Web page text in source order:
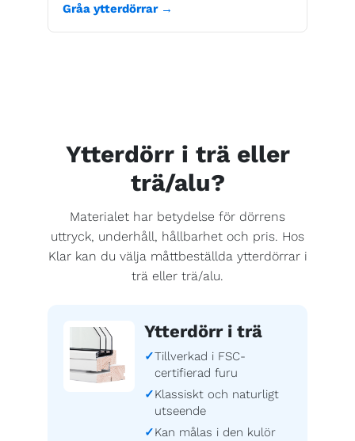
Gråa ytterdörrar →
Ytterdörr i trä eller
trä/alu?
Materialet har betydelse för dörrens
uttryck, underhåll, hållbarhet och pris. Hos
Klar kan du välja måttbeställda ytterdörrar i
trä eller trä/alu.
Ytterdörr i trä
Tillverkad i FSC-
certifierad furu
Klassiskt och naturligt
utseende
Kan målas i den kulör